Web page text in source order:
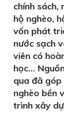
chính sách,
hộ nghèo,
vốn phát
nước sạch
viên có
học…
qua đã góp
nghèo bền
trình xây